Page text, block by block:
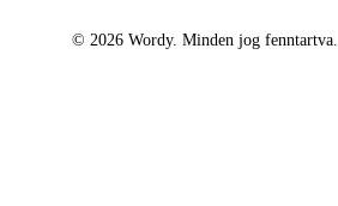
© 2026 Wordy. Minden jog fenntartva.